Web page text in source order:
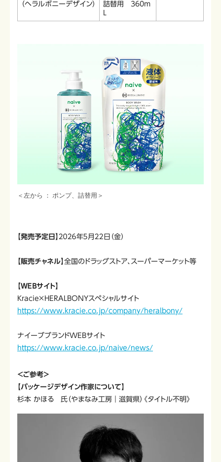
（ヘラルボニーデザイン）
詰替用 360m
L
＜左から ： ポンプ、詰替用＞
【発売予定日】 ２０２６年５月２２日（金）
【販売チャネル】 全国のドラッグストア、スーパーマーケット等
【ＷＥＢサイト】
Kracie×HERALBONYスペシャルサイト
https://www.kracie.co.jp/company/heralbony/
ナイーブブランドWEBサイト
https://www.kracie.co.jp/naive/news/
＜ご参考＞
【パッケージデザイン作家について】
杉本 かほる 氏（やまなみ工房｜滋賀県）《タイトル不明》